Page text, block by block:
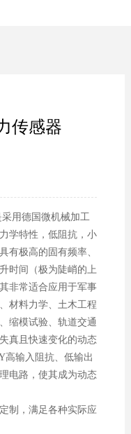
传感器
采用德国微机械加工
学特性，低阻抗，小
有极高的固有频率、
时间（极为陡峭的上
非常适合应用于军事
材料力学、土木工程
缩模试验、轨道交通
真且快速变化的动态
高输入阻抗、低输出
电路，使其成为动态
制，满足各种实际应